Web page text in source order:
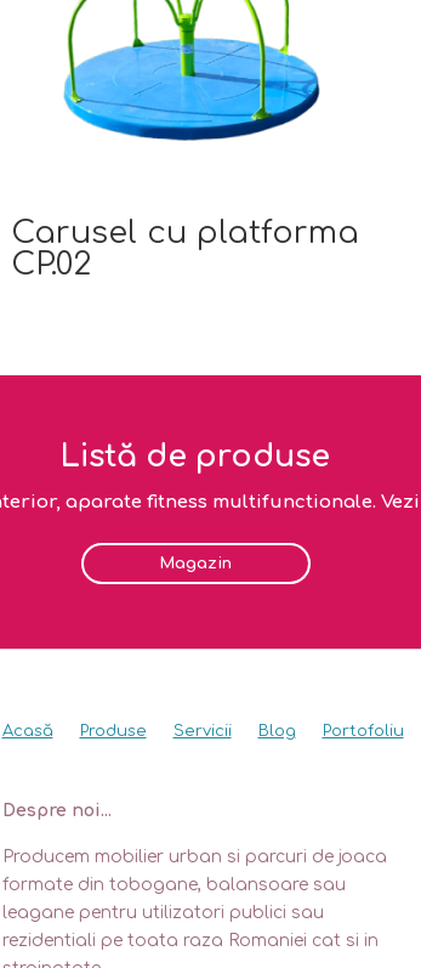
Carusel cu platforma
CP.02
Listă de produse
aparate fitness multifunctionale.
Magazin
Acasă Produse Servicii Blog Portofoliu
Despre noi...
Producem mobilier urban si parcuri de joaca
formate din tobogane, balansoare sau
leagane pentru utilizatori publici sau
rezidentiali pe toata raza Romaniei cat si in